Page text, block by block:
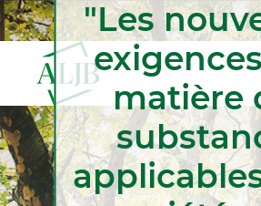
Aller
au
principal
du
de
Se
Navigation
principale
"Les
matière